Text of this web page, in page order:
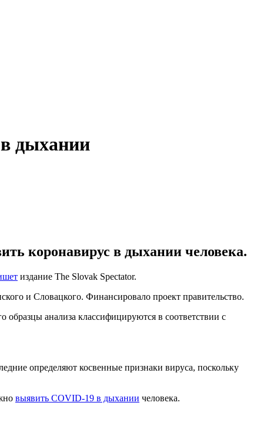
дыхании
коронавирус в дыхании человека.
издание The Slovak Spectator.
и Словацкого. Финансировало проект правительство.
образцы анализа классифицируются в соответствии с
определяют косвенные признаки вируса, поскольку
выявить COVID-19 в дыхании человека.